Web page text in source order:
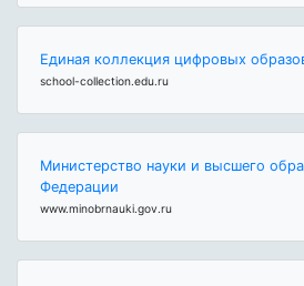
Единая коллекция цифровых
school-collection.edu.ru
Министерство науки и высшего
Федерации
www.minobrnauki.gov.ru